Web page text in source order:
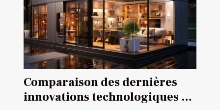
Comparaison des dernières
innovations technologiques en